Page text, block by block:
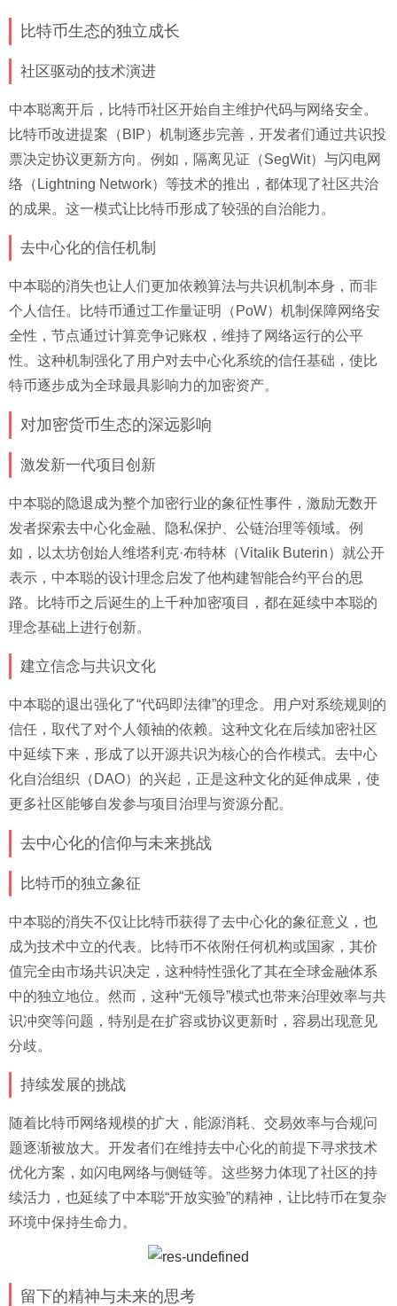
比特币生态的独立成长
社区驱动的技术演进
中本聪离开后，比特币社区开始自主维护代码与网络安全。
比特币改进提案（BIP）机制逐步完善，开发者们通过共识投
票决定协议更新方向。例如，隔离见证（SegWit）与闪电网
络（Lightning Network）等技术的推出，都体现了社区共治
的成果。这一模式让比特币形成了较强的自治能力。
去中心化的信任机制
中本聪的消失也让人们更加依赖算法与共识机制本身，而非
个人信任。比特币通过工作量证明（PoW）机制保障网络安
全性，节点通过计算竞争记账权，维持了网络运行的公平
性。这种机制强化了用户对去中心化系统的信任基础，使比
特币逐步成为全球最具影响力的加密资产。
对加密货币生态的深远影响
激发新一代项目创新
中本聪的隐退成为整个加密行业的象征性事件，激励无数开
发者探索去中心化金融、隐私保护、公链治理等领域。例
如，以太坊创始人维塔利克·布特林（Vitalik Buterin）就公开
表示，中本聪的设计理念启发了他构建智能合约平台的思
路。比特币之后诞生的上千种加密项目，都在延续中本聪的
理念基础上进行创新。
建立信念与共识文化
中本聪的退出强化了“代码即法律”的理念。用户对系统规则的
信任，取代了对个人领袖的依赖。这种文化在后续加密社区
中延续下来，形成了以开源共识为核心的合作模式。去中心
化自治组织（DAO）的兴起，正是这种文化的延伸成果，使
更多社区能够自发参与项目治理与资源分配。
去中心化的信仰与未来挑战
比特币的独立象征
中本聪的消失不仅让比特币获得了去中心化的象征意义，也
成为技术中立的代表。比特币不依附任何机构或国家，其价
值完全由市场共识决定，这种特性强化了其在全球金融体系
中的独立地位。然而，这种“无领导”模式也带来治理效率与共
识冲突等问题，特别是在扩容或协议更新时，容易出现意见
分歧。
持续发展的挑战
随着比特币网络规模的扩大，能源消耗、交易效率与合规问
题逐渐被放大。开发者们在维持去中心化的前提下寻求技术
优化方案，如闪电网络与侧链等。这些努力体现了社区的持
续活力，也延续了中本聪“开放实验”的精神，让比特币在复杂
环境中保持生命力。
留下的精神与未来的思考